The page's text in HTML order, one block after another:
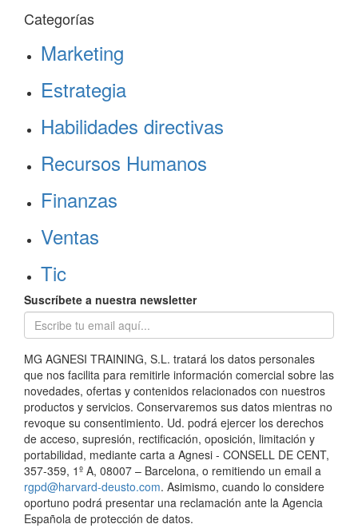
Categorías
Marketing
Estrategia
Habilidades directivas
Recursos Humanos
Finanzas
Ventas
Tic
Suscríbete a nuestra newsletter
MG AGNESI TRAINING, S.L. tratará los datos personales
que nos facilita para remitirle información comercial sobre las
novedades, ofertas y contenidos relacionados con nuestros
productos y servicios. Conservaremos sus datos mientras no
revoque su consentimiento. Ud. podrá ejercer los derechos
de acceso, supresión, rectificación, oposición, limitación y
portabilidad, mediante carta a Agnesi - CONSELL DE CENT,
357-359, 1º A, 08007 – Barcelona, o remitiendo un email a
rgpd@harvard-deusto.com. Asimismo, cuando lo considere
oportuno podrá presentar una reclamación ante la Agencia
Española de protección de datos.